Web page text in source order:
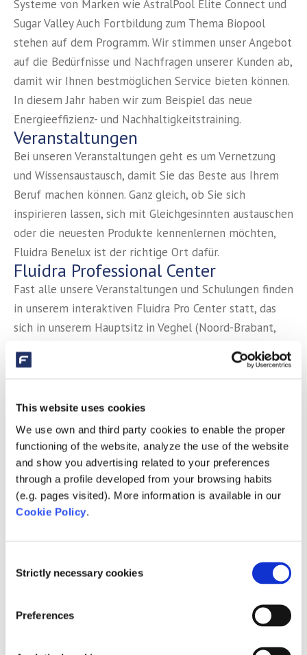
This website uses cookies
We use own and third party cookies to enable the proper
functioning of the website, analyze the use of the website
and show you advertising related to your preferences
through a profile developed from your browsing habits
(e.g. pages visited). More information is available in our
Cookie Policy.
Selection
Strictly necessary cookies
Preferences
Systeme von Marken wie AstralPool Elite Connect und
Sugar Valley Auch Fortbildung zum Thema Biopool
stehen auf dem Programm. Wir stimmen unser Angebot
auf die Bedürfnisse und Nachfragen unserer Kunden ab,
damit wir Ihnen bestmöglichen Service bieten können.
In diesem Jahr haben wir zum Beispiel das neue
Energieeffizienz- und Nachhaltigkeitstraining.
Veranstaltungen
Bei unseren Veranstaltungen geht es um Vernetzung
und Wissensaustausch, damit Sie das Beste aus Ihrem
Beruf machen können. Ganz gleich, ob Sie sich
inspirieren lassen, sich mit Gleichgesinnten austauschen
oder die neuesten Produkte kennenlernen möchten,
Fluidra Benelux ist der richtige Ort dafür.
Fluidra Professional Center
Fast alle unsere Veranstaltungen und Schulungen finden
in unserem interaktiven Fluidra Pro Center statt, das
sich in unserem Hauptsitz in Veghel (Noord-Brabant,
Systeme (in Betrieb) für Schwimmbäder, (Koi-)Teiche
dynamischer Ort, um zu lernen, Innovationen zu sehen
und zusammenzukommen.
Fordern Sie Ihre eigene Schulung an
Sind Sie auf der Suche nach neuem Wissen zu einem
Thema, das nicht in den aktuellen Schulungen
enthalten ist? Dann beantragen Sie eine
maßgeschneiderte Schulung über unsere Seite
Schulung zu realisieren, die ganz auf Ihre Bedürfnisse
Sie bald begrüßen zu dürfen!